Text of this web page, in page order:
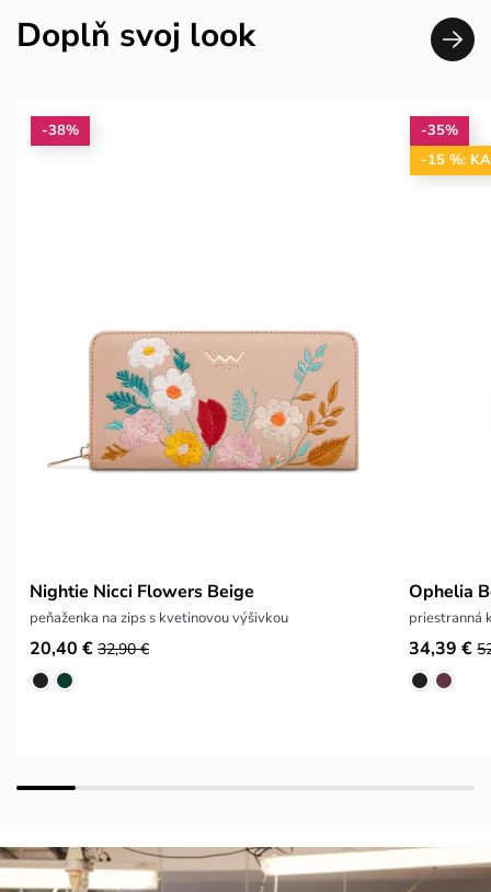
Doplň svoj look
-38%
Nightie Nicci Flowers Beige
peňaženka na zips s kvetinovou výšivkou
20,40 € 32,90 €
-35%
-15 %:
Ophelia
priestranná
34,39 €